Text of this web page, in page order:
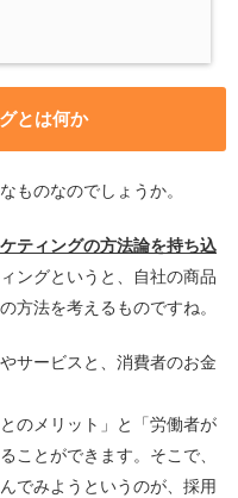
とは何か
ものなのでしょうか。
ティングの方法論を持ち込
ングというと、自社の商品
方法を考えるものですね。
サービスと、消費者のお金
のメリット」と「労働者が
ことができます。そこで、
でみようというのが、採用